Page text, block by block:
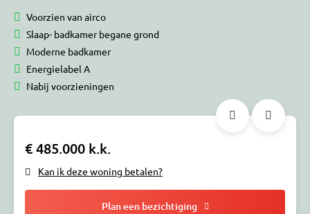
Voorzien van airco
Slaap- badkamer begane grond
Moderne badkamer
Energielabel A
Nabij voorzieningen
€ 485.000 k.k.
Kan ik deze woning betalen?
Plan een bezichtiging